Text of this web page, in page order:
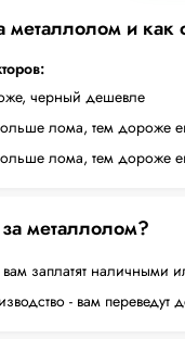
металлолом и как
черный дешевле
лома, тем дороже
лома, тем дороже
металлолом?
заплатят наличными
- вам переведут